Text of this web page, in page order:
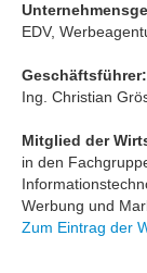
EDV,
Geschäftsführer:
Ing. Christian
Mitglied der
in den
Werbung und
Zum Eintrag der